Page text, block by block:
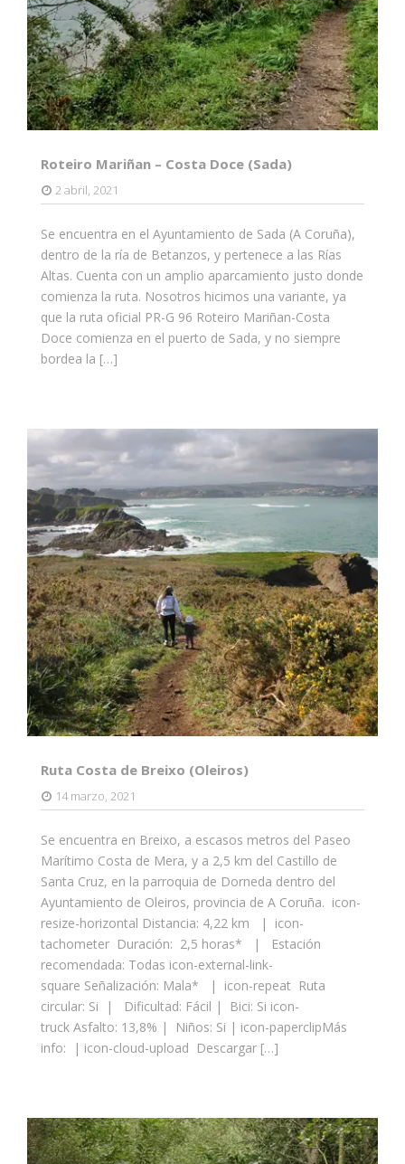
Roteiro Mariñan – Costa Doce (Sada)
2 abril, 2021
Se encuentra en el Ayuntamiento de Sada (A Coruña),
dentro de la ría de Betanzos, y pertenece a las Rías
Altas. Cuenta con un amplio aparcamiento justo donde
comienza la ruta. Nosotros hicimos una variante, ya
que la ruta oficial PR-G 96 Roteiro Mariñan-Costa
Doce comienza en el puerto de Sada, y no siempre
bordea la […]
Ruta Costa de Breixo (Oleiros)
14 marzo, 2021
Se encuentra en Breixo, a escasos metros del Paseo
Marítimo Costa de Mera, y a 2,5 km del Castillo de
Santa Cruz, en la parroquia de Dorneda dentro del
Ayuntamiento de Oleiros, provincia de A Coruña. icon-
resize-horizontal Distancia: 4,22 km | icon-
tachometer Duración: 2,5 horas* | Estación
recomendada: Todas icon-external-link-
square Señalización: Mala* | icon-repeat Ruta
circular: Si | Dificultad: Fácil | Bici: Si icon-
truck Asfalto: 13,8% | Niños: Si | icon-paperclipMás
info: | icon-cloud-upload Descargar […]